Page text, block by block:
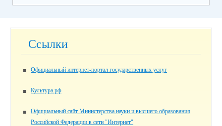
Ссылки
Официальный интернет-портал государственных услуг
Культура.рф
Официальный сайт Министерства науки и высшего образования
Российской Федерации в сети "Интернет"